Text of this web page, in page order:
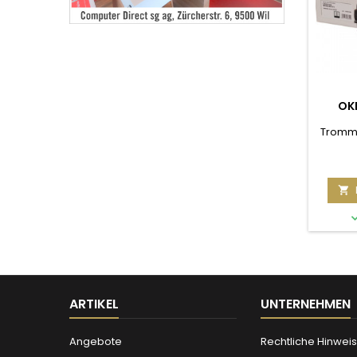

ARTIKEL
Angebote
UNTERNEHMEN
Rechtliche